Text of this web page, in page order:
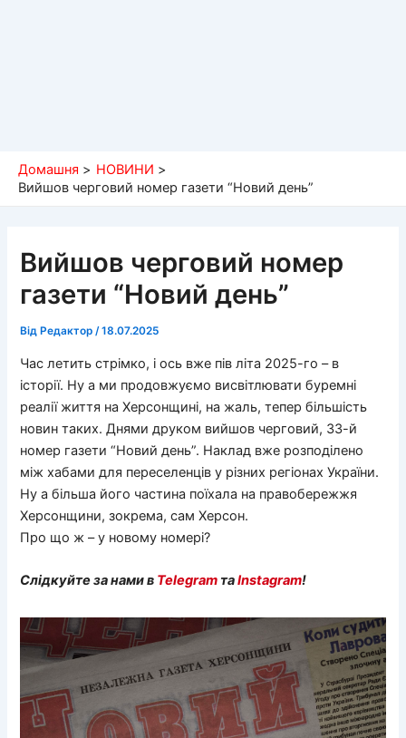
Домашня
НОВИНИ
Вийшов черговий номер газети “Новий день”
Вийшов черговий номер
газети “Новий день”
Від Редактор/18.07.2025
Час летить стрімко, і ось вже пів літа 2025-го – в
історії. Ну а ми продовжуємо висвітлювати буремні
реалії життя на Херсонщині, на жаль, тепер більшість
новин таких. Днями друком вийшов черговий, 33-й
номер газети “Новий день”. Наклад вже розподілено
між хабами для переселенців у різних регіонах України.
Ну а більша його частина поїхала на правобережжя
Херсонщини, зокрема, сам Херсон.
Про що ж – у новому номері?
Слідкуйте за нами в Telegram таInstagram!